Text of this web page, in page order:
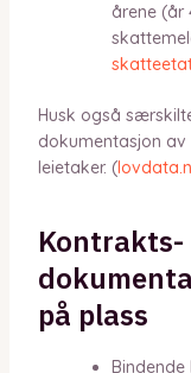
årene (år
Husk også
dokumentasjon
leietaker. (
Kontrakts-
på plass